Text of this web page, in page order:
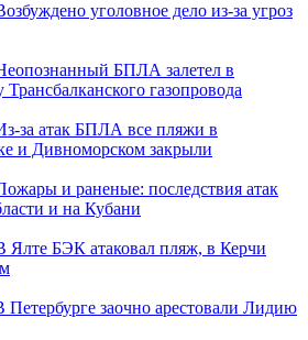
уголовное дело из-за угроз
БПЛА залетел в
газопровода
за атак БПЛА все пляжи в
и Дивноморском закрыли
и раненые: последствия атак
и на Кубани
Ялте БЭК атаковал пляж, в Керчи
Петербурге заочно арестовали Лидию